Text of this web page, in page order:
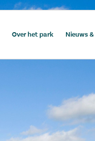
Over het park Nieuws